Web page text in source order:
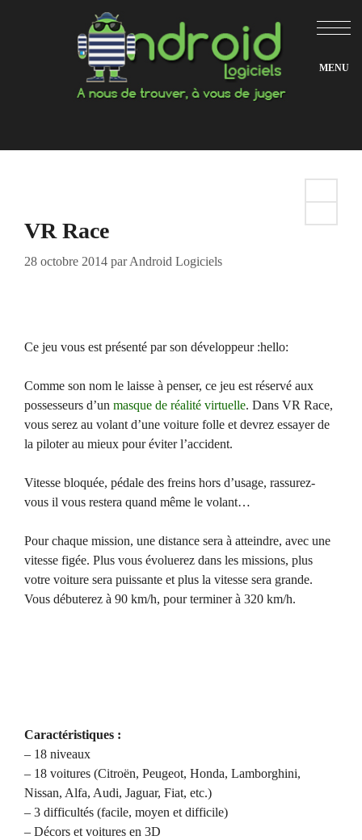
VR Race
28 octobre 2014 parAndroid Logiciels
Ce jeu vous est présenté par son développeur :hello:
Comme son nom le laisse à penser, ce jeu est réservé aux
possesseurs d’un masque de réalité virtuelle. Dans VR Race,
vous serez au volant d’une voiture folle et devrez essayer de
la piloter au mieux pour éviter l’accident.
Vitesse bloquée, pédale des freins hors d’usage, rassurez-
vous il vous restera quand même le volant…
Pour chaque mission, une distance sera à atteindre, avec une
vitesse figée. Plus vous évoluerez dans les missions, plus
votre voiture sera puissante et plus la vitesse sera grande.
Vous débuterez à 90 km/h, pour terminer à 320 km/h.
Caractéristiques :
– 18 niveaux
– 18 voitures (Citroën, Peugeot, Honda, Lamborghini,
Nissan, Alfa, Audi, Jaguar, Fiat, etc.)
– 3 difficultés (facile, moyen et difficile)
– Décors et voitures en 3D